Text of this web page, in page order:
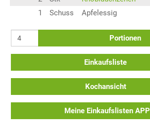
1
Schuss Apfelessig
Portionen
Einkaufsliste
Kochansicht
Meine Einkaufslisten APP